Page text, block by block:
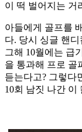
이 떡 벌어지는 거
아들에게 골프를
다. 당시 싱글 핸
그해 10월에는 급
을 통과해 프로 골
듣는다고? 그렇다
10회 남짓 나간 이